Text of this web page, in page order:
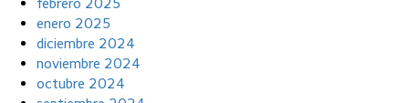
enero 2025
diciembre 2024
noviembre 2024
octubre 2024